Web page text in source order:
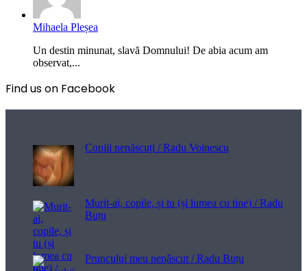
Mihaela Pleșea
Un destin minunat, slavă Domnului! De abia acum am
observat,...
Find us on Facebook
Copiii nenăscuți / Radu Voinescu
Murit-ai, copile, și tu (și lumea cu tine) / Radu
Buțu
Pruncului meu nenăscut / Radu Buțu